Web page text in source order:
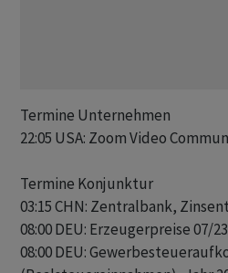
Termine Unternehmen
22:05 USA: Zoom Video
Termine Konjunktur
03:15 CHN: Zentralbank,
08:00 DEU: Erzeugerpreise 07/23
08:00 DEU: